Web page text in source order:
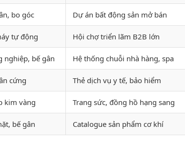
bo góc Dự án bất động sản mở bán
tự động Hội chợ triển lãm B2B lớn
nghiệp, bế gân Hệ thống chuỗi nhà hàng, spa
cứng Thẻ dịch vụ y tế, bảo hiểm
kim vàng Trang sức, đồng hồ hạng sang
bế gân Catalogue sản phẩm cơ khí